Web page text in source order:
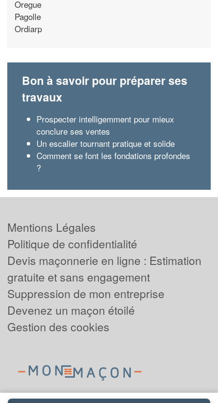
Oregue
Pagolle
Ordiarp
Bon à savoir pour préparer ses
travaux
Prospecter intelligemment pour mieux
conclure ses ventes
Un escalier tournant pratique et solide
Comment se font les fondations profondes
?
Mentions Légales
Politique de confidentialité
Devis maçonnerie en ligne : Estimation
gratuite et sans engagement
Suppression de mon entreprise
Devenez un maçon étoilé
Gestion des cookies